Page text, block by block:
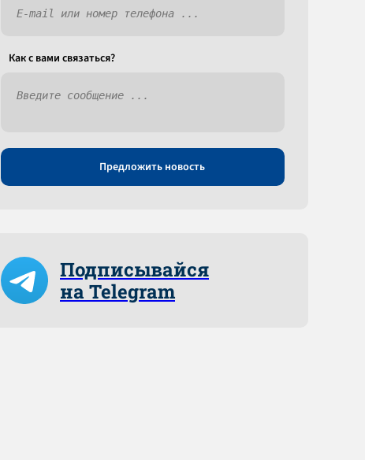
Как c вами связаться?
Предложить новость
Подписывайся
на Telegram